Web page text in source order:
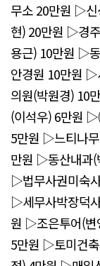
무소 20만원 ▷
현) 20만원 ▷경
용근) 10만원 ▷
안경원 10만원
의원(박원경) 10
(이석우) 6만원
5만원 ▷느티나
만원 ▷동산내과(
▷법무사권미숙
▷세무사박장덕
원 ▷조은투어(변
5만원 ▷토미건